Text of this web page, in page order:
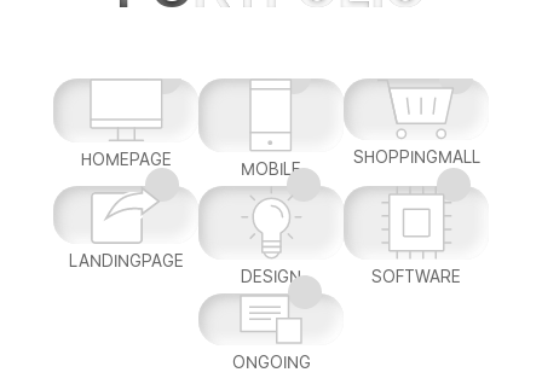
HOMEPAGE MOBILE
SHOPPINGMALL
LANDINGPAGE
DESIGN
SOFTWARE
ONGOING